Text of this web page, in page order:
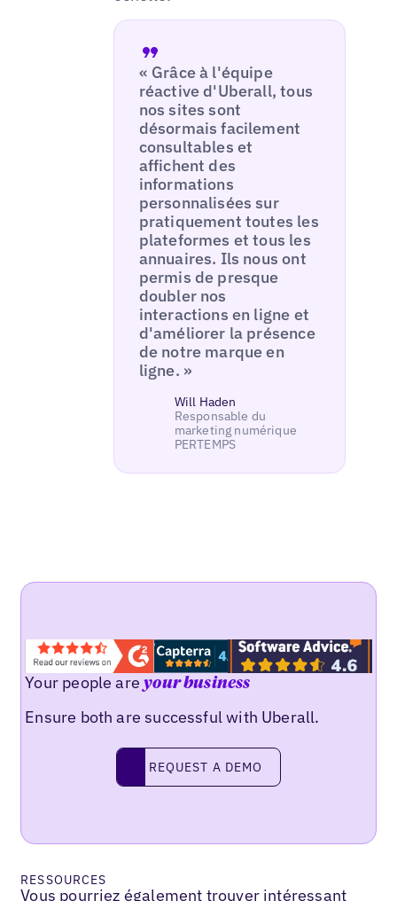
« Grâce à l'équipe
réactive d'Uberall, tous
nos sites sont
désormais facilement
consultables et
affichent des
informations
personnalisées sur
pratiquement toutes les
plateformes et tous les
annuaires. Ils nous ont
permis de presque
doubler nos
interactions en ligne et
d'améliorer la présence
de notre marque en
ligne. »
Will Haden
Responsable du
marketing numérique
PERTEMPS
Your people areyour business
Ensure both are successful with Uberall.
request a demo
REQUEST A DEMO
RESSOURCES
Vous pourriez également trouver intéressant